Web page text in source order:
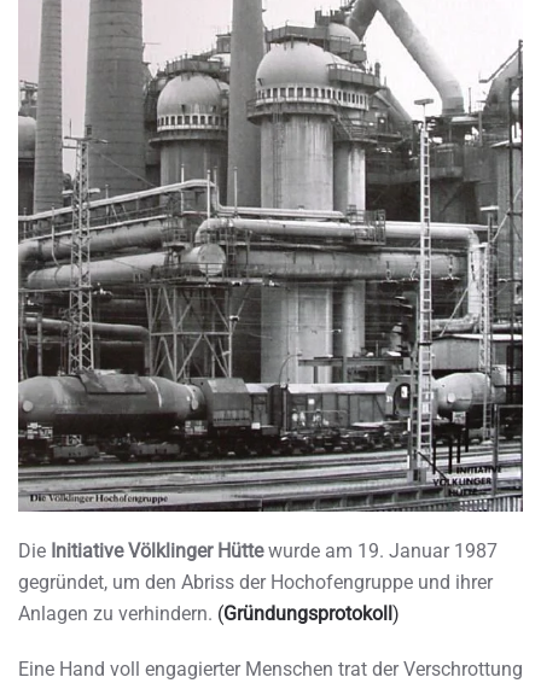
Die Initiative Völklinger Hüttewurde am 19. Januar 1987
gegründet, um den Abriss der Hochofengruppe und ihrer
Anlagen zu verhindern. (Gründungsprotokoll)
Eine Hand voll engagierter Menschen trat der Verschrottung